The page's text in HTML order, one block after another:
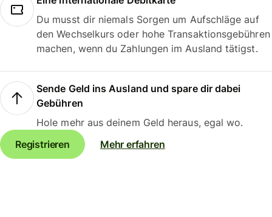
Du musst dir niemals Sorgen um Aufschläge auf
den Wechselkurs oder hohe Transaktionsgebühren
machen, wenn du Zahlungen im Ausland tätigst.
Sende Geld ins Ausland und spare dir dabei
Gebühren
Hole mehr aus deinem Geld heraus, egal wo.
Registrieren
Mehr erfahren